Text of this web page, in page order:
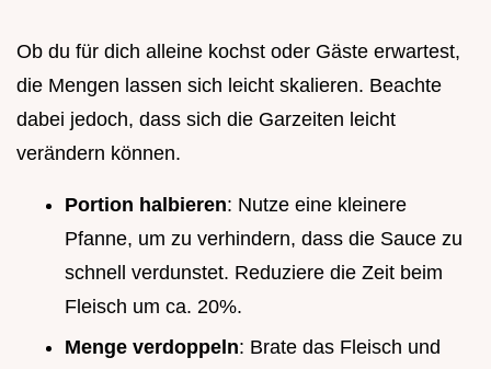
Ob du für dich alleine kochst oder Gäste erwartest,
die Mengen lassen sich leicht skalieren. Beachte
dabei jedoch, dass sich die Garzeiten leicht
verändern können.
Portion halbieren: Nutze eine kleinere
Pfanne, um zu verhindern, dass die Sauce zu
schnell verdunstet. Reduziere die Zeit beim
Fleisch um ca. 20%.
Menge verdoppeln: Brate das Fleisch und